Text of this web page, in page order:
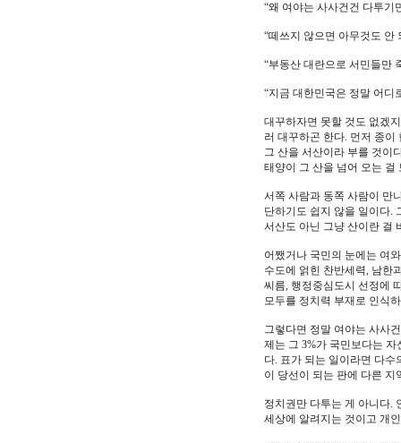
“왜 여야는 사사건건 다투기
“떼쓰지 않으면 아무것도 안
“부동산 대란으로 서민들만
“지금 대한민국은 정말 어디
대꾸하자면 못할 것도 없겠
러 대꾸하곤 한다. 먼저 종
그 산을 서산이라 부를 것이
태양이 그 산을 넘어 오는 걸
서쪽 사람과 동쪽 사람이 만
단하기도 쉽지 않을 일이다.
서산도 아닌 그냥 산이란 걸
어쨌거나 국민의 눈에는 여
수도에 얽힌 찬반세력, 남한
씨름, 행정중심도시 선정에
모두를 정치력 부재로 인식
그렇다면 정말 여야는 사사
제는 그 3%가 국민보다는
다. 표가 되는 일이라면 다
이 당선이 되는 판에 다른 지
정치권만 다투는 게 아니다.
세상에 알려지는 것이고 개